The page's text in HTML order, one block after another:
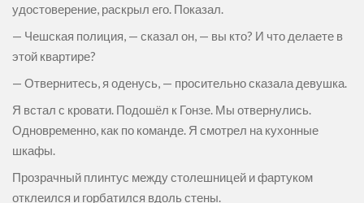
удостоверение, раскрыл его. Показал.
— Чешская полиция, — сказал он, — вы кто? И что делаете в
этой квартире?
— Отвернитесь, я оденусь, — просительно сказала девушка.
Я встал с кровати. Подошёл к Гонзе. Мы отвернулись.
Одновременно, как по команде. Я смотрел на кухонные
шкафы.
Прозрачный плинтус между столешницей и фартуком
отклеился и горбатился вдоль стены.